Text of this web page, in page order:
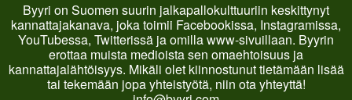
Byyri on Suomen suurin jalkapallokulttuuriin keskittynyt
kannattajakanava, joka toimii Facebookissa, Instagramissa,
YouTubessa, Twitterissä ja omilla www-sivuillaan. Byyrin
erottaa muista medioista sen omaehtoisuus ja
kannattajalähtöisyys. Mikäli olet kiinnostunut tietämään lisää
tai tekemään jopa yhteistyötä, niin ota yhteyttä!